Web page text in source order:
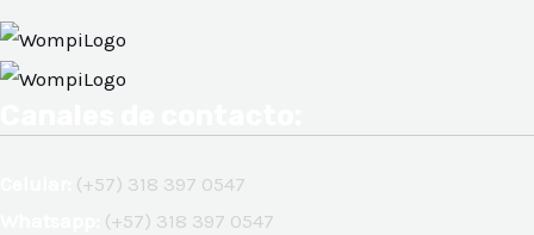
(+57) 318 397 0547
(+57) 318 397 0547